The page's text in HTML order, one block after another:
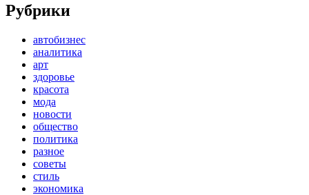
Рубрики
автобизнес
аналитика
арт
здоровье
красота
мода
новости
общество
политика
разное
советы
стиль
экономика